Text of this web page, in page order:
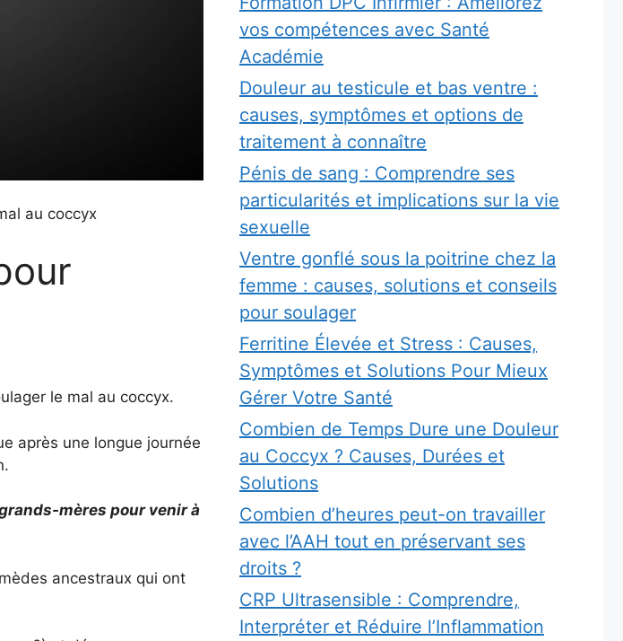
au coccyx
le mal au coccyx.
après une longue journée
mères pour venir à
ancestraux qui ont
vos compétences avec Santé
Académie
Douleur au testicule et bas ventre :
causes, symptômes et options de
traitement à connaître
Pénis de sang : Comprendre ses
particularités et implications sur la vie
sexuelle
Ventre gonflé sous la poitrine chez la
femme : causes, solutions et conseils
pour soulager
Ferritine Élevée et Stress : Causes,
Symptômes et Solutions Pour Mieux
Gérer Votre Santé
Combien de Temps Dure une Douleur
au Coccyx ? Causes, Durées et
Solutions
Combien d’heures peut-on travailler
avec l’AAH tout en préservant ses
droits ?
CRP Ultrasensible : Comprendre,
Interpréter et Réduire l’Inflammation